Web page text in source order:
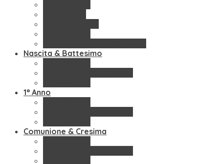
Nascita & Battesimo
1° Anno
Comunione & Cresima